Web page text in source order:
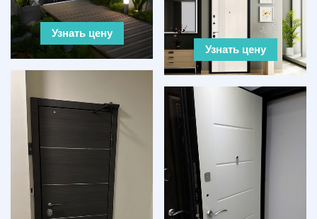
Узнать цену
Узнать цену